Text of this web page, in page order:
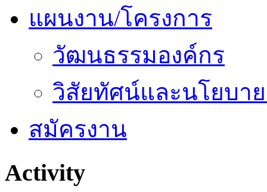
แผนงาน/โครงการ
วัฒนธรรมองค์กร
วิสัยทัศน์และนโยบา
สมัครงาน
Activity